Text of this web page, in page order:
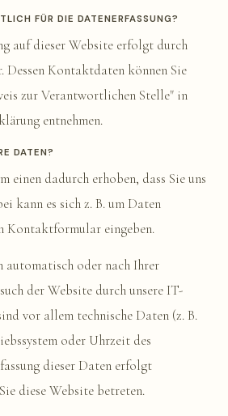
FÜR DIE DATENERFASSUNG?
auf dieser Website erfolgt durch
Dessen Kontaktdaten können Sie
zur Verantwortlichen Stelle" in
entnehmen.
DATEN?
einen dadurch erhoben, dass Sie uns
kann es sich z. B. um Daten
Kontaktformular eingeben.
automatisch oder nach Ihrer
der Website durch unsere IT-
vor allem technische Daten (z. B.
oder Uhrzeit des
dieser Daten erfolgt
diese Website betreten.